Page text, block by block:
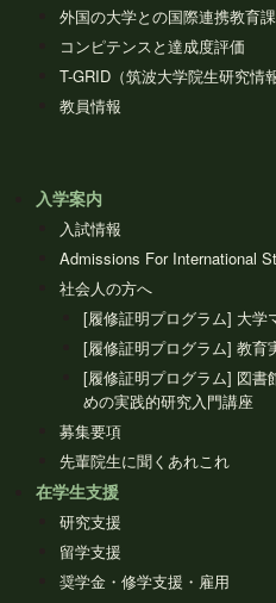
外国の大学との国際連携教育
コンピテンスと達成度評価
T-GRID（筑波大学院生研究情
教員情報
入学案内
入試情報
Admissions For International
社会人の方へ
[履修証明プログラム] 大学
[履修証明プログラム] 教育
[履修証明プログラム] 図書
めの実践的研究入門講座
募集要項
先輩院生に聞くあれこれ
在学生支援
研究支援
留学支援
奨学金・修学支援・雇用